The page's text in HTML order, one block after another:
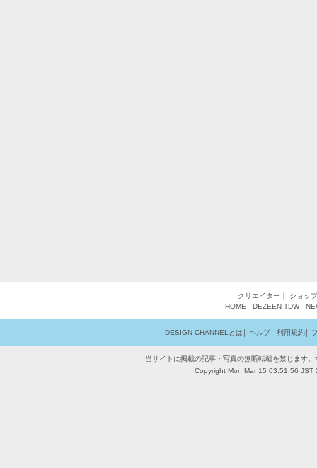
クリエイター ｜ ショップ
HOME
DEZEEN TDW│
DESIGN CHANNELとは ヘルプ│ 利用規約│
当サイトに掲載の記事・写真の無断転載を禁じます
Copyright Mon Mar 15 03:51:56 JST